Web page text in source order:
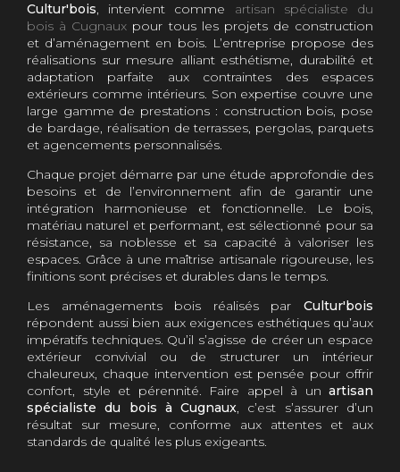
Cultur'bois, intervient comme artisan spécialiste du
bois à Cugnaux pour tous les projets de construction
et d’aménagement en bois. L’entreprise propose des
réalisations sur mesure alliant esthétisme, durabilité et
adaptation parfaite aux contraintes des espaces
extérieurs comme intérieurs. Son expertise couvre une
large gamme de prestations : construction bois, pose
de bardage, réalisation de terrasses, pergolas, parquets
et agencements personnalisés.
Chaque projet démarre par une étude approfondie des
besoins et de l’environnement afin de garantir une
intégration harmonieuse et fonctionnelle. Le bois,
matériau naturel et performant, est sélectionné pour sa
résistance, sa noblesse et sa capacité à valoriser les
espaces. Grâce à une maîtrise artisanale rigoureuse, les
finitions sont précises et durables dans le temps.
Les aménagements bois réalisés par Cultur'bois
répondent aussi bien aux exigences esthétiques qu’aux
impératifs techniques. Qu’il s’agisse de créer un espace
extérieur convivial ou de structurer un intérieur
chaleureux, chaque intervention est pensée pour offrir
confort, style et pérennité. Faire appel à un artisan
spécialiste du bois à Cugnaux, c’est s’assurer d’un
résultat sur mesure, conforme aux attentes et aux
standards de qualité les plus exigeants.